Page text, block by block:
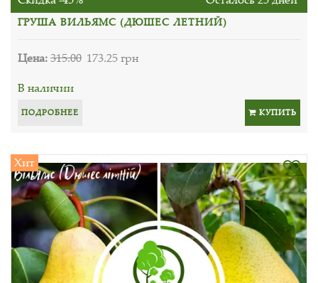
ГРУША ВИЛЬЯМС (ДЮШЕС ЛЕТНИЙ)
Цена:315.00 173.25 грн
В наличии
ПОДРОБНЕЕ КУПИТЬ
Хит